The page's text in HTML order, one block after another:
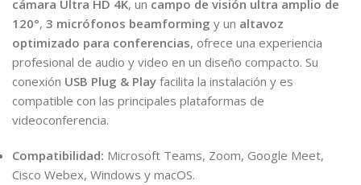
cámara Ultra HD 4K, un campo de visión ultra amplio de
120°, 3 micrófonos beamforming y un altavoz
optimizado para conferencias, ofrece una experiencia
profesional de audio y video en un diseño compacto. Su
conexión USB Plug & Play facilita la instalación y es
compatible con las principales plataformas de
videoconferencia.
Compatibilidad: Microsoft Teams, Zoom, Google Meet,
Cisco Webex, Windows y macOS.